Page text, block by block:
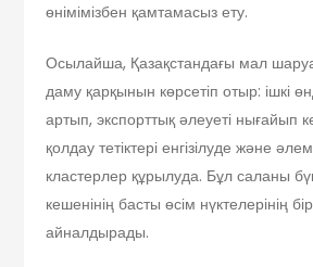
өнімімізбен қамтамасыз ету.
Осылайша, Қазақстандағы мал
даму қарқынын көрсетіп отыр: ішкі
артып, экспорттық әлеуеті нығайып
қолдау тетіктері енгізілуде және
кластерлер құрылуда. Бұл саланы
кешенінің басты өсім нүктелерінің
айналдырады.